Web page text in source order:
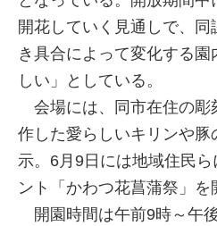
開花していく見通しで、
き具合によって変化する
しい」としている。
会場には、同市在住の彫
作した愛らしいキリンや豚
示。6月9日には地域住民
ント「かわつ花菖蒲祭」を
開園時間は午前9時～午